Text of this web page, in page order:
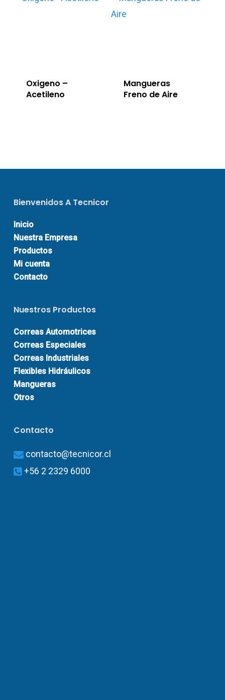
Oxigeno –
Acetileno
Mangueras
Freno de Aire
Bienvenidos A Tecnicor
Inicio
Nuestra Empresa
Productos
Mi cuenta
Contacto
Nuestros Productos
Correas Automotrices
Correas Especiales
Correas Industriales
Flexibles Hidráulicos
Mangueras
Otros
Contacto
contacto@tecnicor.cl
+56 2 2329 6000